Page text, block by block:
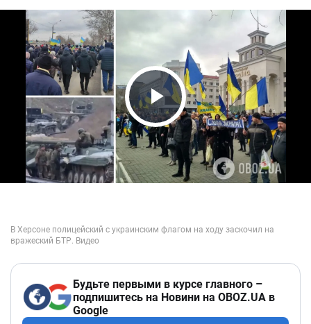
Play Video
Будьте первыми в курсе главного –
подпишитесь на Новини на OBOZ.UA в
Google